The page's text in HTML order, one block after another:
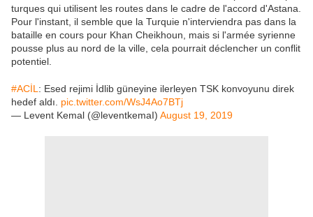
turques qui utilisent les routes dans le cadre de l'accord d'Astana.
Pour l'instant, il semble que la Turquie n'interviendra pas dans la
bataille en cours pour Khan Cheikhoun, mais si l'armée syrienne
pousse plus au nord de la ville, cela pourrait déclencher un conflit
potentiel.
#ACİL : Esed rejimi İdlib güneyine ilerleyen TSK konvoyunu direk
hedef aldı. pic.twitter.com/WsJ4Ao7BTj
— Levent Kemal (@leventkemaI) August 19, 2019